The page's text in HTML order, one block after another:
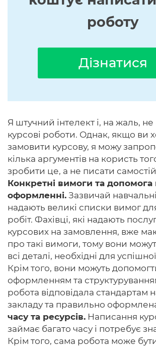
роботу
Дізнатися
Я штучний інтелект і, на жаль,
курсові роботи. Однак, якщо ви
замовити курсову, я можу
кілька аргументів на користь
зробити це, а не писати
Конкретні вимоги та допомога
оформленні. Зазвичай
надають великі списки вимог
робіт. Фахівці, які надають
курсових на замовлення, вже
про такі вимоги, тому вони
всі деталі, необхідні для
Крім того, вони можуть
оформленням та
робота відповідала стандартам
закладу та правильно
часу та ресурсів. Написання
займає багато часу і потребує
Крім того, сама робота може